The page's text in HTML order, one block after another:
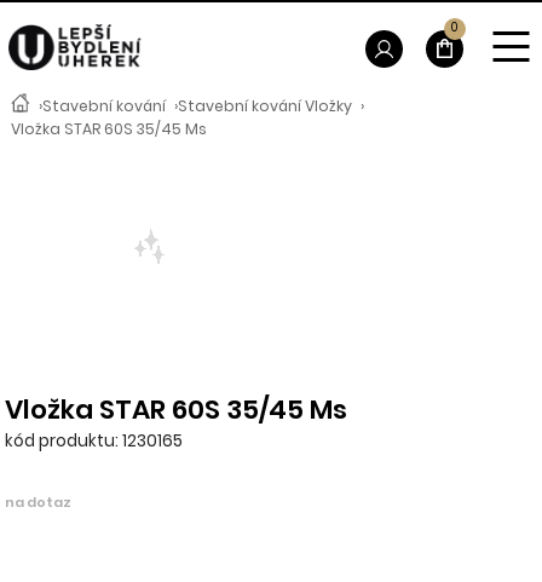
›Stavební kování ›Stavební kování Vložky ›
Vložka STAR 60S 35/45 Ms
Vložka STAR 60S 35/45 Ms
kód produktu: 1230165
na dotaz
0